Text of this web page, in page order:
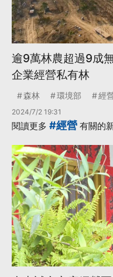
逾9萬林農超過9成
企業經營私有林
森林 環境部 經
2024/7/2 19:31
閱讀更多 #經營 有關的